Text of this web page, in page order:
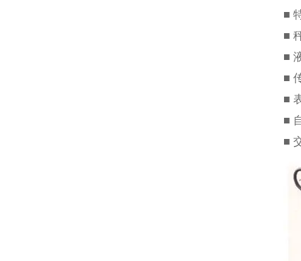
■
■
■
■
■
■
■